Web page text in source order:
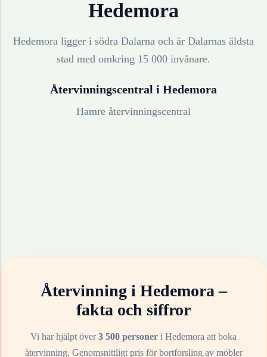
Hedemora
Hedemora ligger i södra Dalarna och är Dalarnas äldsta
stad med omkring 15 000 invånare.
Återvinningscentral i Hedemora
Hamre återvinningscentral
Återvinning i Hedemora–
fakta och siffror
Vi har hjälpt över3 500 personer i Hedemora att boka
återvinning. Genomsnittligt pris för bortforsling av möbler